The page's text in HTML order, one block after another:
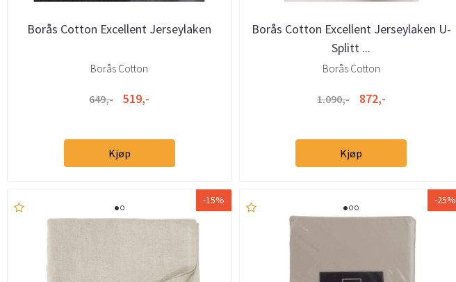
Borås Cotton Excellent Jerseylaken
Borås Cotton
649,- 519,-
Kjøp
Borås Cotton Excellent Jerseylaken U-
Splitt ...
Borås Cotton
1.090,- 872,-
Kjøp
-15% -25%